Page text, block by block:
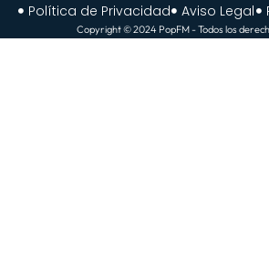
Política de Privacidad Aviso Legal
Copyright © 2024 PopFM - Todos los